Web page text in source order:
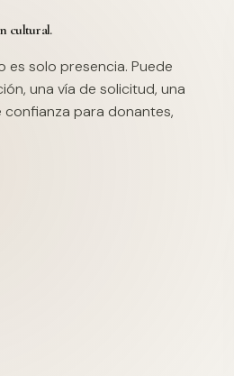
cultural.
es solo presencia. Puede
una vía de solicitud, una
para donantes,